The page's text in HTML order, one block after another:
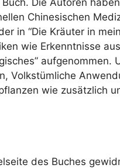
Die Autoren
Chi­ne­si­schen
in “Die Kräu­ter in
wie Erkennt­nis­se
auf­ge­nom­men.
Volks­tüm­li­che
wie zusätz­lich
des Buches